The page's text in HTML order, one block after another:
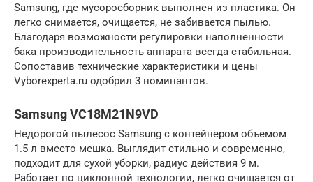
Samsung, где мусоросборник выполнен из пластика. Он
легко снимается, очищается, не забивается пылью.
Благодаря возможности регулировки наполненности
бака производительность аппарата всегда стабильная.
Сопоставив технические характеристики и цены
Vyborexperta.ru одобрил 3 номинантов.
Samsung VC18M21N9VD
Недорогой пылесос Samsung с контейнером объемом
1.5 л вместо мешка. Выглядит стильно и современно,
подходит для сухой уборки, радиус действия 9 м.
Работает по циклонной технологии, легко очищается от